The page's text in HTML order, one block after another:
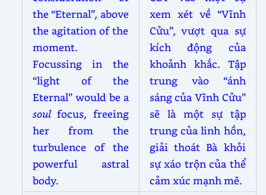
the “Eternal”, above
the agitation of the
moment.
Focussing in the
“light of the
Eternal” would be a
soulfocus, freeing
her from the
turbulence of the
powerful astral
body.
xem xét về “Vĩnh
Cửu”, vượt qua sự
kích động của
khoảnh khắc. Tập
trung vào “ánh
sáng của Vĩnh Cửu”
sẽ là một sự tập
trung của linh hồn,
giải thoát Bà khỏi
sự xáo trộn của thể
cảm xúc mạnh mẽ.